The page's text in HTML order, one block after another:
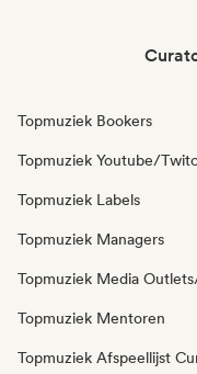
Topmuziek Bookers
Topmuziek Youtube/
Topmuziek Labels
Topmuziek Managers
Topmuziek Media
Topmuziek Mentoren
Topmuziek Afspeellijst